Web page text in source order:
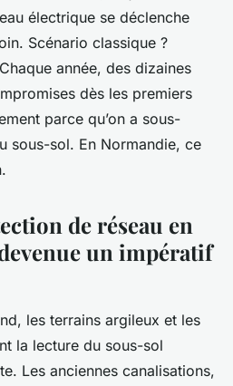
• 9 min de lecture
électrique se déclenche
Scénario classique ?
année, des dizaines
dès les premiers
parce qu’on a sous-
sous-sol. En Normandie, ce
de réseau en
un impératif
les terrains argileux et les
la lecture du sous-sol
Les anciennes canalisations,